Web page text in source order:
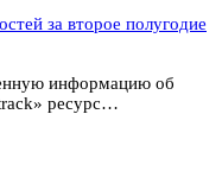
за второе полугодие
информацию об
ресурс…